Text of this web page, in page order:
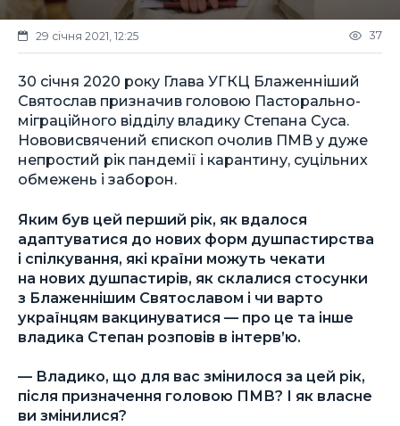
29 січня 2021, 12:25 37
30 січня 2020 року Глава УГКЦ Блаженніший
Святослав призначив головою Пасторально-
міграційного відділу владику Степана Суса.
Нововисвячений єпископ очолив ПМВ у дуже
непростий рік пандемії і карантину, суцільних
обмежень і заборон.
Яким був цей перший рік, як вдалося
адаптуватися до нових форм душпастирства
і спілкування, які країни можуть чекати
на нових душпастирів, як склалися стосунки
з Блаженнішим Святославом і чи варто
українцям вакцинуватися — про це та інше
владика Степан розповів в інтерв’ю.
— Владико, що для вас змінилося за цей рік,
після призначення головою ПМВ? І як власне
ви змінилися?